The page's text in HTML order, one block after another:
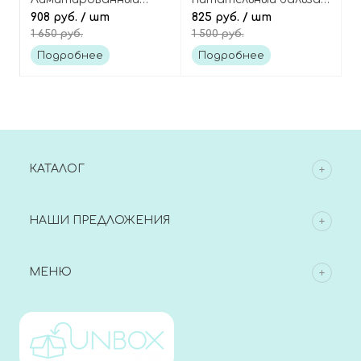
матовый тинт для
губ c блюр-эффектом,
оттенок 17 Peach
908 руб. / шт
1 650 руб.
Подробнее
для губ, оттенок 14
Dear Apple, Glasting
Melting Balm
825 руб. / шт
1 500 руб.
Подробнее
КАТАЛОГ
НАШИ ПРЕДЛОЖЕНИЯ
МЕНЮ